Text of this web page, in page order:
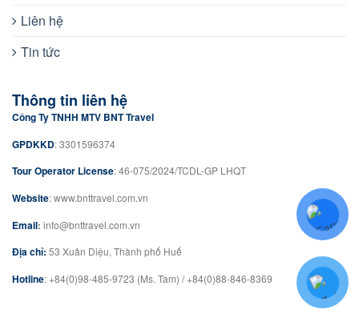
Liên hệ
Tin tức
Thông tin liên hệ
Công Ty TNHH MTV BNT Travel
GPDKKD: 3301596374
Tour Operator License: 46-075/2024/TCDL-GP LHQT
Website: www.bnttravel.com.vn
Email: info@bnttravel.com.vn
Địa chỉ: 53 Xuân Diệu, Thành phố Huế
Hotline: +84(0)98-485-9723 (Ms. Tam) / +84(0)88-846-8369